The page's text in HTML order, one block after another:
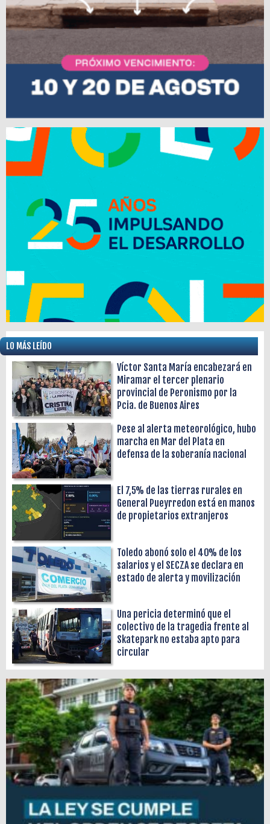
LO MÁS LEÍDO
Víctor Santa María encabezará en
Miramar el tercer plenario
provincial de Peronismo por la
Pcia. de Buenos Aires
Pese al alerta meteorológico, hubo
marcha en Mar del Plata en
defensa de la soberanía nacional
El 7,5% de las tierras rurales en
General Pueyrredon está en manos
de propietarios extranjeros
Toledo abonó solo el 40% de los
salarios y el SECZA se declara en
estado de alerta y movilización
Una pericia determinó que el
colectivo de la tragedia frente al
Skatepark no estaba apto para
circular